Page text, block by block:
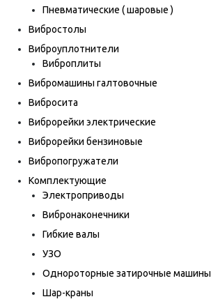
Пневматические ( шаровые )
Вибростолы
Виброуплотнители
Виброплиты
Вибромашины галтовочные
Вибросита
Виброрейки электрические
Виброрейки бензиновые
Вибропогружатели
Комплектующие
Электроприводы
Вибронаконечники
Гибкие валы
УЗО
Однороторные затирочные машины
Шар-краны